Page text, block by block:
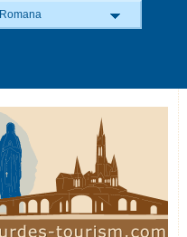
Romana